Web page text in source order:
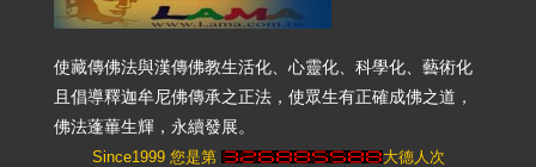
使藏傳佛法與漢傳佛教生活化、心靈化、科學化、藝術化
且倡導釋迦牟尼佛傳承之正法，使眾生有正確成佛之道，
佛法蓬蓽生輝，永續發展。
Since1999 您是第 大德人次